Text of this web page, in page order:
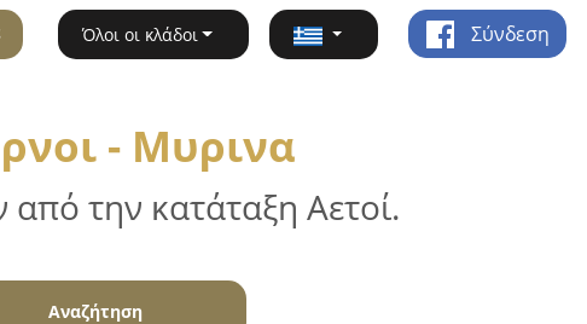
Όλοι οι κλάδοι Σύνδεση
- Μυρινα
την κατάταξη Αετοί.
Αναζήτηση